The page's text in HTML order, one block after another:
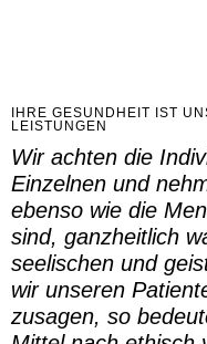
IHRE GESUNDHEIT IST
LEISTUNGEN
Wir achten die
Einzelnen und
ebenso wie die
sind, ganzheitlich
seelischen und
wir unseren
zusagen, so